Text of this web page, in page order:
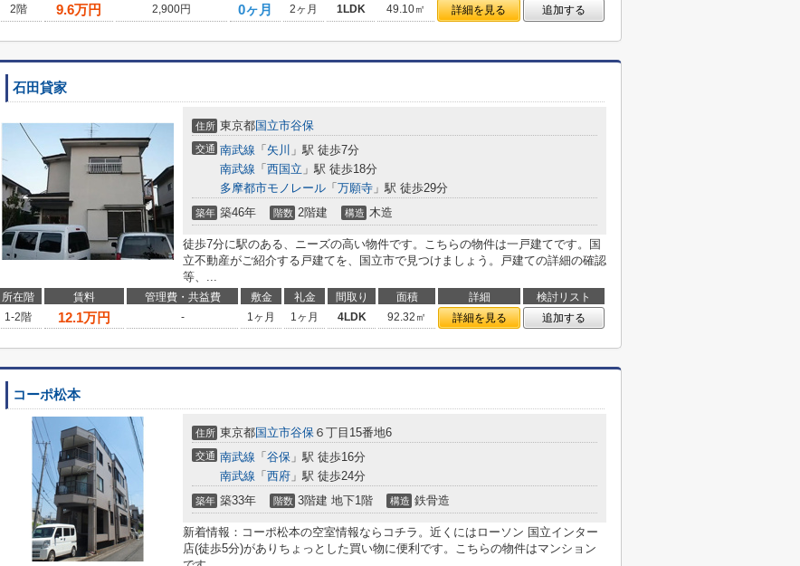
2階
9.6万円 2,900円 0ヶ月 2ヶ月 1LDK 49.10㎡ 詳細を見る 追加する
石田貸家
住所 東京都国立市谷保
交通 南武線 「 矢川 」駅 徒歩7分
南武線 「 西国立 」駅 徒歩18分
多摩都市モノレール 「 万願寺 」駅 徒歩29分
築年 築46年 階数 2階建 構造 木造
徒歩7分に駅のある、ニーズの高い物件です。こちらの物件は一戸建てです。国
立不動産がご紹介する戸建てを、国立市で見つけましょう。戸建ての詳細の確認
等、...
所在階 賃料 管理費・共益費 敷金 礼金 間取り 面積 詳細
検討リスト
1-2階
12.1万円 - 1ヶ月 1ヶ月 4LDK 92.32㎡ 詳細を見る 追加する
コーポ松本
住所 東京都国立市谷保 ６丁目15番地6
交通 南武線 「 谷保 」駅 徒歩16分
南武線 「 西府 」駅 徒歩24分
築年 築33年 階数 3階建 地下1階 構造 鉄骨造
新着情報：コーポ松本の空室情報ならコチラ。近くにはローソン 国立インター
店(徒歩5分)がありちょっとした買い物に便利です。こちらの物件はマンション